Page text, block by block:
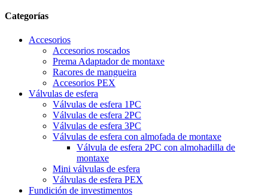
Categorías
Accesorios
Accesorios roscados
Prema Adaptador de montaxe
Racores de mangueira
Accesorios PEX
Válvulas de esfera
Válvulas de esfera 1PC
Válvulas de esfera 2PC
Válvulas de esfera 3PC
Válvulas de esfera con almofada de montaxe
Válvula de esfera 2PC con almohadilla de
montaxe
Mini válvulas de esfera
Válvulas de esfera PEX
Fundición de investimentos